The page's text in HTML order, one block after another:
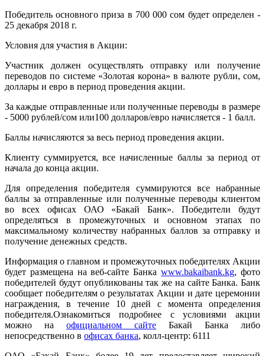
Победитель основного приза в 700 000 сом будет определен -
25 декабря 2018 г.
Условия для участия в Акции:
Участник должен осуществлять отправку или получение
переводов по системе «Золотая корона» в валюте рубли, сом,
доллары и евро в период проведения акции.
За каждые отправленные или полученные переводы в размере
- 5000 рублей/сом или100 долларов/евро начисляется - 1 балл.
Баллы начисляются за весь период проведения акции.
Клиенту суммируется, все начисленные баллы за период от
начала до конца акции.
Для определения победителя суммируются все набранные
баллы за отправленные или полученные переводы клиентом
во всех офисах ОАО «Бакай Банк». Победители будут
определяться в промежуточных и основном этапах по
максимальному количеству набранных баллов за отправку и
получение денежных средств.
Информация о главном и промежуточных победителях Акции
будет размещена на веб-сайте Банкаwww.bakaibank.kg, фото
победителей будут опубликованы так же на сайте Банка. Банк
сообщает победителям о результатах Акции и дате церемонии
награждения, в течение 10 дней с момента определения
победителя.Ознакомиться подробнее с условиями акции
можно на официальном сайте Бакай Банка либо
непосредственно в офисах банка, колл-центр: 6111